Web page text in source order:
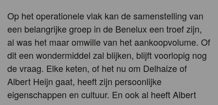
Op het operationele vlak kan de samenstelling van
een belangrijke groep in de Benelux een troef zijn,
al was het maar omwille van het aankoopvolume. Of
dit een wondermiddel zal blijken, blijft voorlopig nog
de vraag. Elke keten, of het nu om Delhaize of
Albert Heijn gaat, heeft zijn persoonlijke
eigenschappen en cultuur. En ook al heeft Albert